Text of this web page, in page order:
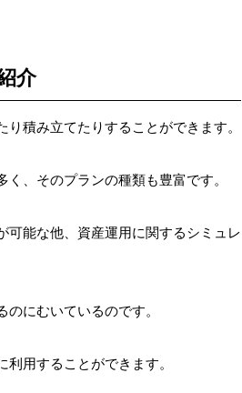
介
積み立てたりすることができます。
、そのプランの種類も豊富です。
可能な他、資産運用に関するシミュレ
にむいているのです。
用することができます。